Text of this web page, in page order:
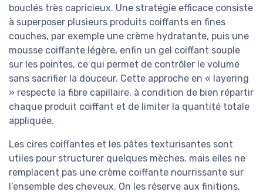
bouclés très capricieux. Une stratégie efficace consiste
à superposer plusieurs produits coiffants en fines
couches, par exemple une crème hydratante, puis une
mousse coiffante légère, enfin un gel coiffant souple
sur les pointes, ce qui permet de contrôler le volume
sans sacrifier la douceur. Cette approche en « layering
» respecte la fibre capillaire, à condition de bien répartir
chaque produit coiffant et de limiter la quantité totale
appliquée.
Les cires coiffantes et les pâtes texturisantes sont
utiles pour structurer quelques mèches, mais elles ne
remplacent pas une crème coiffante nourrissante sur
l’ensemble des cheveux. On les réserve aux finitions,